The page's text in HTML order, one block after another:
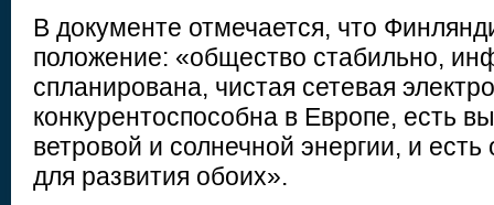
В документе отмечается, что
положение: «общество стабильно,
спланирована, чистая сетевая
конкурентоспособна в Европе, есть
ветровой и солнечной энергии, и
для развития обоих».